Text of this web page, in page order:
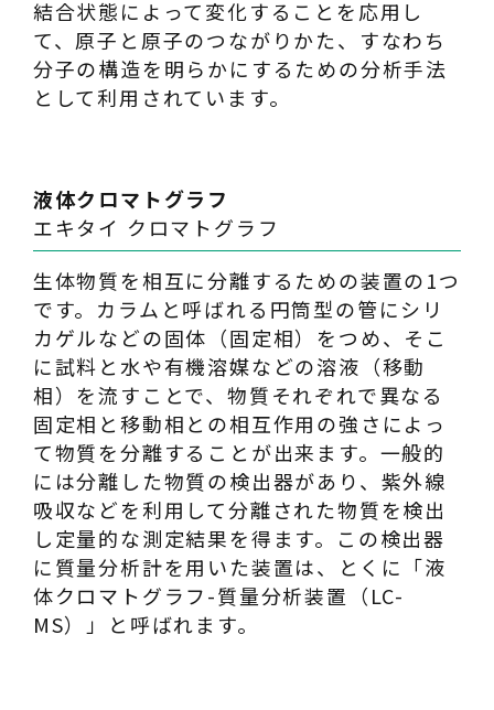
結合状態によって変化することを応用し
て、原子と原子のつながりかた、すなわち
分子の構造を明らかにするための分析手法
として利用されています。
液体クロマトグラフ
エキタイ クロマトグラフ
生体物質を相互に分離するための装置の1つ
です。カラムと呼ばれる円筒型の管にシリ
カゲルなどの固体（固定相）をつめ、そこ
に試料と水や有機溶媒などの溶液（移動
相）を流すことで、物質それぞれで異なる
固定相と移動相との相互作用の強さによっ
て物質を分離することが出来ます。一般的
には分離した物質の検出器があり、紫外線
吸収などを利用して分離された物質を検出
し定量的な測定結果を得ます。この検出器
に質量分析計を用いた装置は、とくに「液
体クロマトグラフ-質量分析装置（LC-
MS）」と呼ばれます。